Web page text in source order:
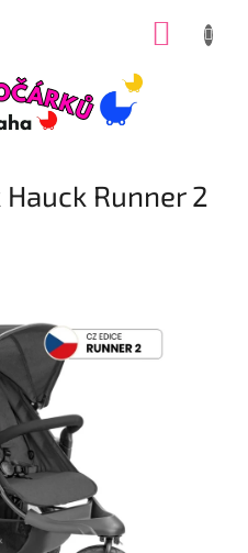
Runner 2